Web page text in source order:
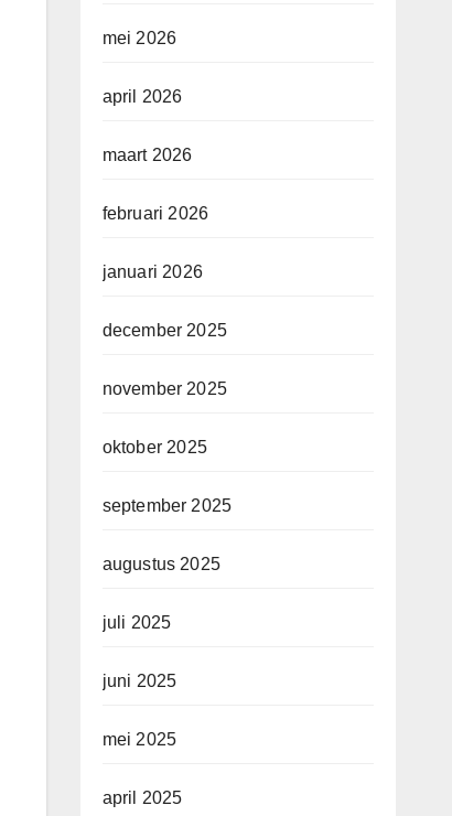
mei 2026
april 2026
maart 2026
februari 2026
januari 2026
december 2025
november 2025
oktober 2025
september 2025
augustus 2025
juli 2025
juni 2025
mei 2025
april 2025